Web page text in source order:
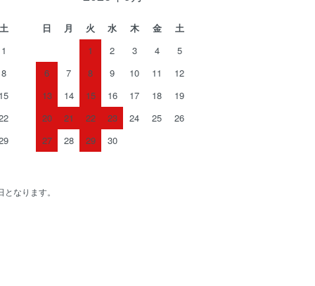
土
1
8
15
日 月 火 水 木 金
土
1
2 3 4
5
6
7 8 9 10 11
12
13
14 15 16 17 18
19
20
21 22 23 24 25
26
27
28 29 30
なります。